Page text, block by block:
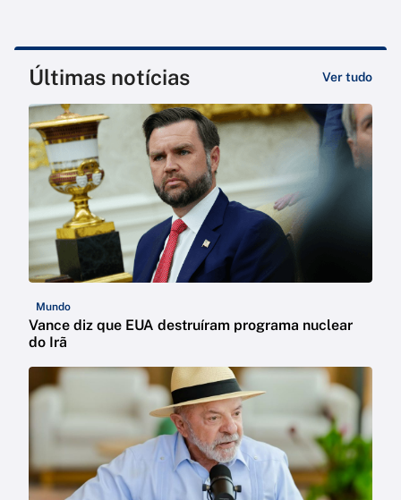
Últimas notícias Ver tudo
Mundo
Vance diz que EUA destruíram programa nuclear
do Irã